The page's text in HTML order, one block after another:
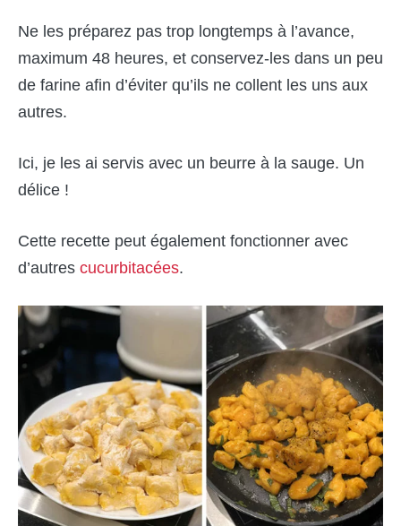
Ne les préparez pas trop longtemps à l’avance,
maximum 48 heures, et conservez-les dans un peu
de farine afin d’éviter qu’ils ne collent les uns aux
autres.
Ici, je les ai servis avec un beurre à la sauge. Un
délice !
Cette recette peut également fonctionner avec
d’autres cucurbitacées.